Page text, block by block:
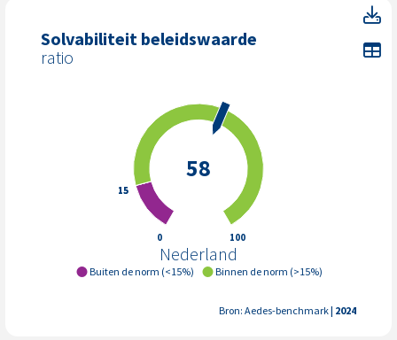
Solvabiliteit beleidswaarde
ratio
Buiten de norm (<15%) Binnen de norm (>15%)
Nederland
0
15
15
100
58
Bron: Aedes-benchmark| 2024